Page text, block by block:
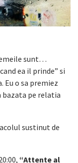
sunt…
ea il prinde” si
o sa premiez
pe relatia
sustinut de
“Attente al